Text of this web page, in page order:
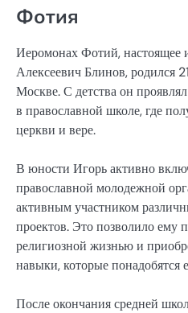
Фотия
Иеромонах Фотий, настоящее
Алексеевич Блинов, родился
Москве. С детства он
в православной школе, где
церкви и вере.
В юности Игорь активно
православной молодежной
активным участником
проектов. Это позволило ему
религиозной жизнью и
навыки, которые понадобятся
После окончания средней